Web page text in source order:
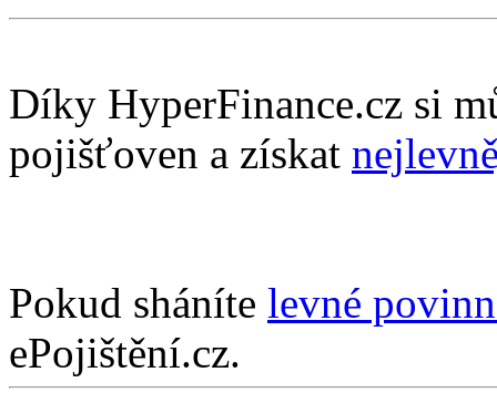
Díky HyperFinance.cz si
pojišťoven a získat
Pokud sháníte levné
ePojištění.cz.